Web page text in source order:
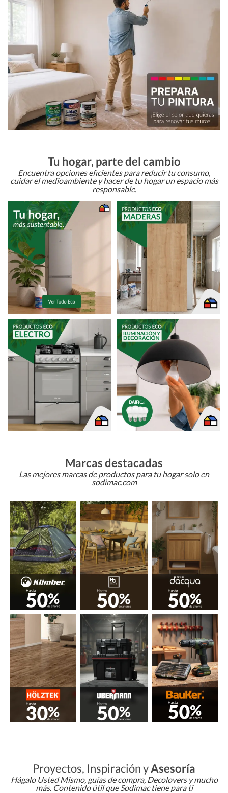
Tu hogar, parte del cambio
Encuentra opciones eficientes para reducir tu consumo,
cuidar el medioambiente y hacer de tu hogar un espacio más
responsable.
Marcas destacadas
Las mejores marcas de productos para tu hogar solo en
sodimac.com
Proyectos, Inspiración yAsesoría
Hágalo Usted Mismo, guías de compra, Decolovers y mucho
más. Contenido útil que Sodimac tiene para ti